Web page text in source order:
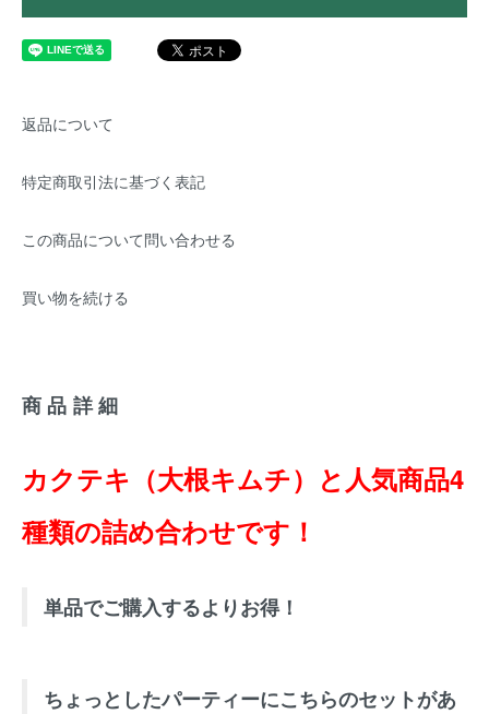
返品について
特定商取引法に基づく表記
この商品について問い合わせる
買い物を続ける
商品詳細
カクテキ（大根キムチ）と人気商品4
種類の詰め合わせです！
単品でご購入するよりお得！
ちょっとしたパーティーにこちらのセットがあ